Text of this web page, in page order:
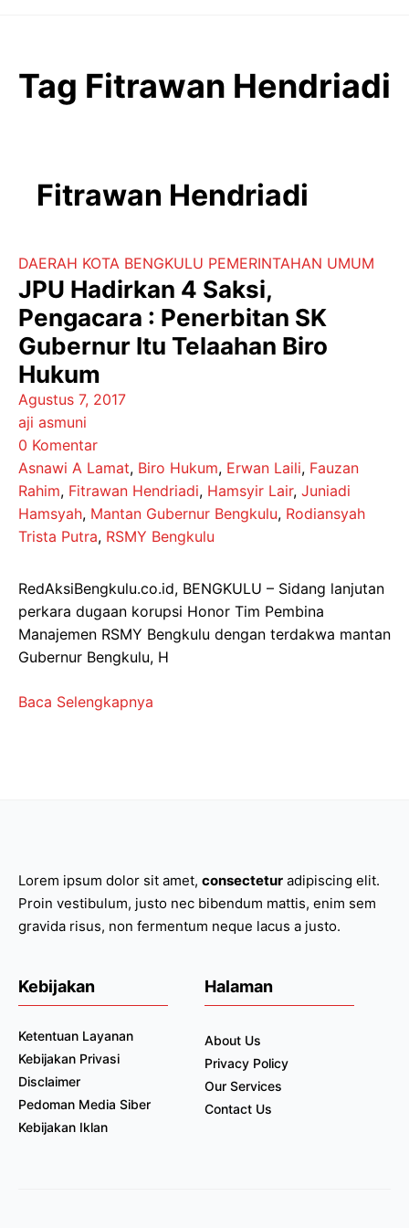
Tag Fitrawan Hendriadi
Fitrawan Hendriadi
DAERAH KOTA BENGKULU PEMERINTAHAN UMUM
JPU Hadirkan 4 Saksi,
Pengacara : Penerbitan SK
Gubernur Itu Telaahan Biro
Hukum
Agustus 7, 2017
aji asmuni
0 Komentar
Asnawi A Lamat, Biro Hukum, Erwan Laili, Fauzan
Rahim, Fitrawan Hendriadi, Hamsyir Lair, Juniadi
Hamsyah, Mantan Gubernur Bengkulu, Rodiansyah
Trista Putra, RSMY Bengkulu
RedAksiBengkulu.co.id, BENGKULU – Sidang lanjutan
perkara dugaan korupsi Honor Tim Pembina
Manajemen RSMY Bengkulu dengan terdakwa mantan
Gubernur Bengkulu, H
Baca Selengkapnya
Lorem ipsum dolor sit amet, consectetur adipiscing elit.
Proin vestibulum, justo nec bibendum mattis, enim sem
gravida risus, non fermentum neque lacus a justo.
Kebijakan
Ketentuan Layanan
Kebijakan Privasi
Disclaimer
Pedoman Media Siber
Kebijakan Iklan
Halaman
About Us
Privacy Policy
Our Services
Contact Us